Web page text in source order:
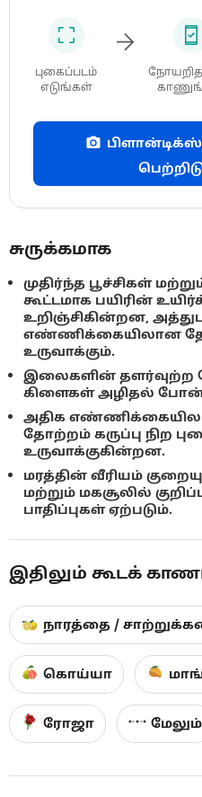
புகைப்படம்
எடுங்கள்
சுருக்கமாக
முதிர்ந்த பூச்சிகள்
கூட்டமாக பயிரின்
உறிஞ்சிகின்றன,
எண்ணிக்கையிலான
உருவாக்கும்.
இலைகளின் தளர்வுற்ற
கிளைகள் அழிதல்
அதிக
தோற்றம் கருப்பு நிற
உருவாக்குகின்றன.
மரத்தின் வீரியம்
மற்றும் மகசூலில்
பாதிப்புகள் ஏற்படும்.
இதிலும் கூடக்
நாரத்தை /
கொய்யா
ரோஜா மேலும்